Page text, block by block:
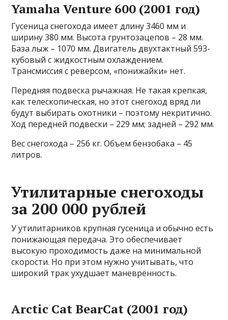
Yamaha Venture 600 (2001 год)
Гусеница снегохода имеет длину 3460 мм и
ширину 380 мм. Высота грунтозацепов – 28 мм.
База лыж – 1070 мм. Двигатель двухтактный 593-
кубовый с жидкостным охлаждением.
Трансмиссия с реверсом, «понижайки» нет.
Передняя подвеска рычажная. Не такая крепкая,
как телескопическая, но этот снегоход вряд ли
будут выбирать охотники – поэтому некритично.
Ход передней подвески – 229 мм; задней – 292 мм.
Вес снегохода – 256 кг. Объем бензобака – 45
литров.
Утилитарные снегоходы
за 200 000 рублей
У утилитарников крупная гусеница и обычно есть
понижающая передача. Это обеспечивает
высокую проходимость даже на минимальной
скорости. Но при этом нужно учитывать, что
широкий трак ухудшает маневренность.
Arctic Cat BearCat (2001 год)